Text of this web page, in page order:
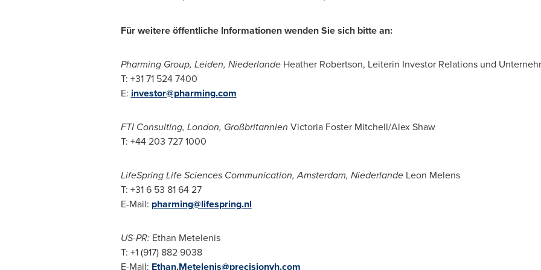
Für weitere öffentliche Informationen wenden Sie sich bitte an:
Pharming Group, Leiden, NiederlandeHeather Robertson, Leiterin Investor Relations und
T: +31 71 524 7400
E: investor@pharming.com
FTI Consulting, London, Großbritannien Victoria Foster Mitchell/Alex Shaw
T: +44 203 727 1000
LifeSpring Life Sciences Communication,Amsterdam, NiederlandeLeon Melens
T: +31 6 53 81 64 27
E-Mail: pharming@lifespring.nl
US-PR:Ethan Metelenis
T: +1 (917) 882 9038
E-Mail: Ethan.Metelenis@precisionvh.com